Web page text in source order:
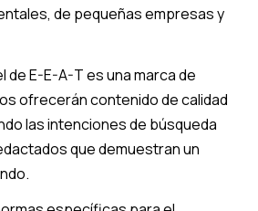
de pequeñas empresas y
de E-E-A-T es una marca de
ofrecerán contenido de calidad
las intenciones de búsqueda
que demuestran un